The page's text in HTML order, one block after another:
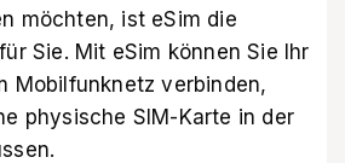
möchten, ist eSim die
Sie. Mit eSim können Sie Ihr
Mobilfunknetz verbinden,
physische SIM-Karte in der